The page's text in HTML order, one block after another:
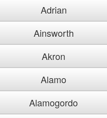
Adrian
Ainsworth
Akron
Alamo
Alamogordo